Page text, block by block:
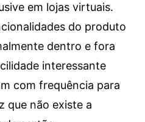
em lojas virtuais.
do produto
dentro e fora
interessante
com frequência para
que não existe a